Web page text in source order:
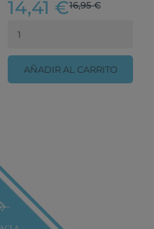
14,41 €16,95 €
AÑADIR AL CARRITO